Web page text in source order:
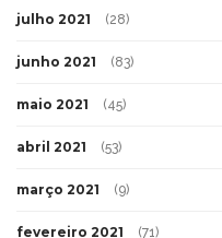
julho 2021 (28)
junho 2021 (83)
maio 2021 (45)
abril 2021 (53)
março 2021 (9)
fevereiro 2021 (71)